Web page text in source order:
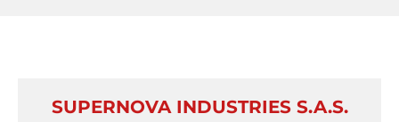
SUPERNOVA INDUSTRIES S.A.S.